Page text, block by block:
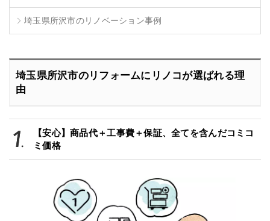
埼玉県所沢市のリノベーション事例
埼玉県所沢市のリフォームにリノコが選ばれる理
由
【安心】商品代＋工事費＋保証、全てを含んだコミコ
ミ価格